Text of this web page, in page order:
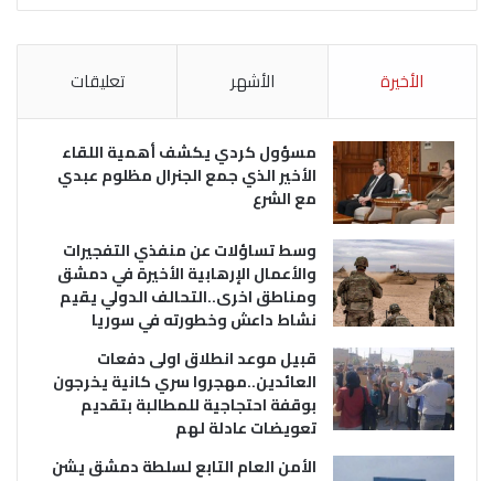
الأخيرة الأشهر تعليقات
مسؤول كردي يكشف أهمية اللقاء
الأخير الذي جمع الجنرال مظلوم عبدي
مع الشرع
وسط تساؤلات عن منفذي التفجيرات
والأعمال الإرهابية الأخيرة في دمشق
ومناطق اخرى..التحالف الدولي يقيم
نشاط داعش وخطورته في سوريا
قبيل موعد انطلاق اولى دفعات
العائدين..مهجروا سري كانية يخرجون
بوقفة احتجاجية للمطالبة بتقديم
تعويضات عادلة لهم
الأمن العام التابع لسلطة دمشق يشن